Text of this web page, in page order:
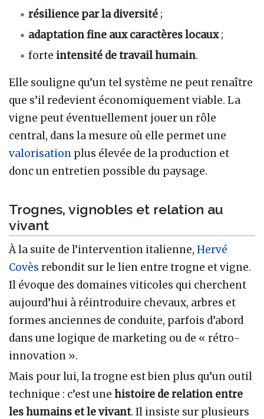
résilience par la diversité ;
adaptation fine aux caractères locaux;
forte intensité de travail humain.
Elle souligne qu’un tel système ne peut renaître
que s’il redevient économiquement viable. La
vigne peut éventuellement jouer un rôle
central, dans la mesure où elle permet une
valorisation plus élevée de la production et
donc un entretien possible du paysage.
Trognes, vignobles et relation au
vivant
À la suite de l’intervention italienne, Hervé
Covès rebondit sur le lien entre trogne et vigne.
Il évoque des domaines viticoles qui cherchent
aujourd’hui à réintroduire chevaux, arbres et
formes anciennes de conduite, parfois d’abord
dans une logique de marketing ou de « rétro-
innovation ».
Mais pour lui, la trogne est bien plus qu’un outil
technique : c’est une histoire de relation entre
les humains et le vivant. Il insiste sur plusieurs